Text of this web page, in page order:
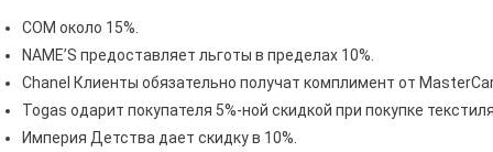
COM около 15%.
NAME’S предоставляет льготы в пределах 10%.
Chanel Клиенты обязательно получат комплимент от
Togas одарит покупателя 5%-ной скидкой при покупке
Империя Детства дает скидку в 10%.